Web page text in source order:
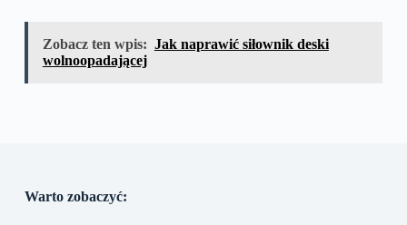
Zobacz ten wpis: Jak naprawić siłownik deski
wolnoopadającej
Warto zobaczyć: